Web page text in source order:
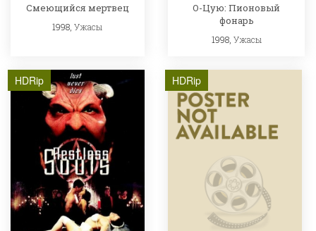
Смеющийся мертвец
1998,Ужасы
О-Цую: Пионовый
фонарь
1998, Ужасы
HDRip HDRip